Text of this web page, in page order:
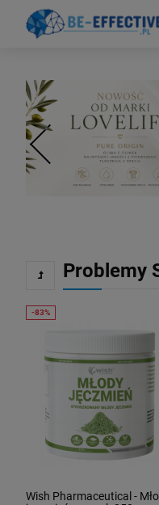
Problemy
Wish Pharmaceutical -